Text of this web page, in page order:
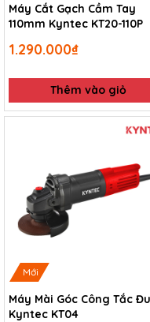
Máy Cắt Gạch Cầm Tay
110mm Kyntec KT20-110P
1.290.000₫
Thêm vào giỏ
Mới
Máy Mài Góc Công Tắc
Kyntec KT04